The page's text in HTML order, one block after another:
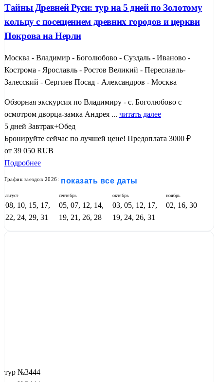
Тайны Древней Руси: тур на 5 дней по Золотому
кольцу с посещением древних городов и церкви
Покрова на Нерли
Москва - Владимир - Боголюбово - Суздаль - Иваново -
Кострома - Ярославль - Ростов Великий - Переславль-
Залесский - Сергиев Посад - Александров - Москва
Обзорная экскурсия по Владимиру - с. Боголюбово с
осмотром дворца-замка Андрея ... читать далее
5 дней Завтрак+Обед
Бронируйте сейчас по лучшей цене! Предоплата 3000 ₽
от 39 050 RUB
Подробнее
График заездов 2026: показать все даты
август
08, 10, 15, 17,
22, 24, 29, 31
сентябрь
05, 07, 12, 14,
19, 21, 26, 28
октябрь
03, 05, 12, 17,
19, 24, 26, 31
ноябрь
02, 16, 30
тур №3444